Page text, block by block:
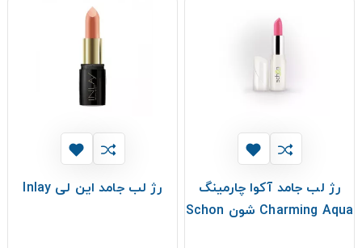
رژ لب جامد آکوا چارمینگ
Charming Aqua شون Schon
رژ لب جامد این لی Inlay